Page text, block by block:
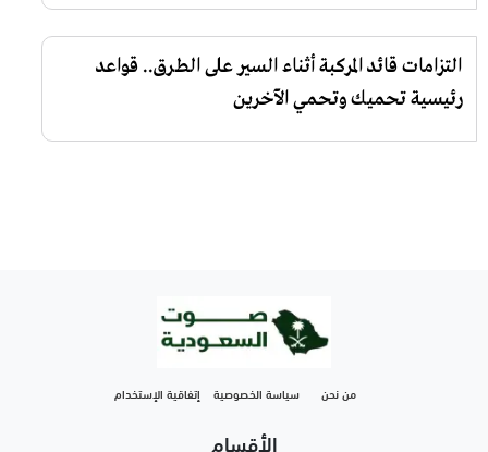
التزامات قائد المركبة أثناء السير على الطرق.. قواعد
رئيسية تحميك وتحمي الآخرين
من نحن سياسة الخصوصية إتفاقية الإستخدام
الأقسام